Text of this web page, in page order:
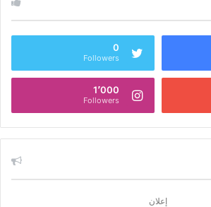
0
Followers
1٬000
Followers
إعلان